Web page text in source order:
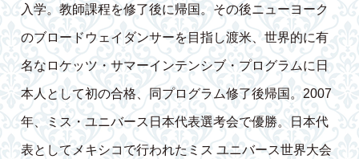
入学。教師課程を修了後に帰国。その後ニューヨーク
のブロードウェイダンサーを目指し渡米、世界的に有
名なロケッツ・サマーインテンシブ・プログラムに日
本人として初の合格、同プログラム修了後帰国。2007
年、ミス・ユニバース日本代表選考会で優勝。日本代
表としてメキシコで行われたミス ユニバース世界大会